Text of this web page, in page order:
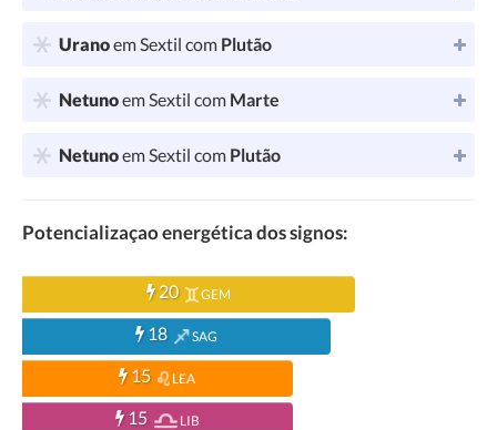
Uranoem Sextil com Plutão
Netunoem Sextil com Marte
Netunoem Sextil com Plutão
Potencializaçao energética dos signos:
20 GEM
18 SAG
15 LEA
15 LIB